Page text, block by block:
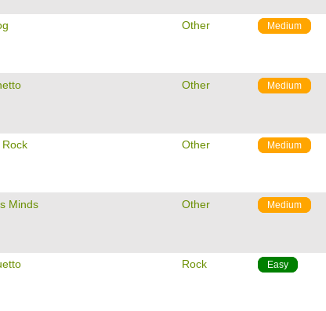
Other Medium
Other Medium
Other Medium
Minds Other Medium
Rock Easy